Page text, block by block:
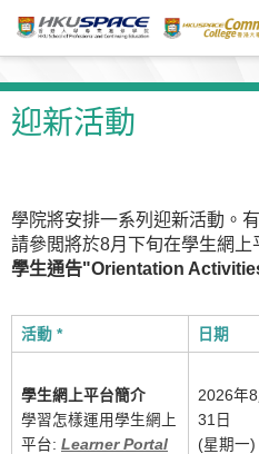
主
容迎新活動
學院將安排一系列迎新活動。
請參閲將於8月下旬在學生網上
學生通告"Orientation
活動 * 日期
學生網上平台簡介
學習怎樣運用學生網上
平台: Learner Portal
2026年8
31日
(星期一)